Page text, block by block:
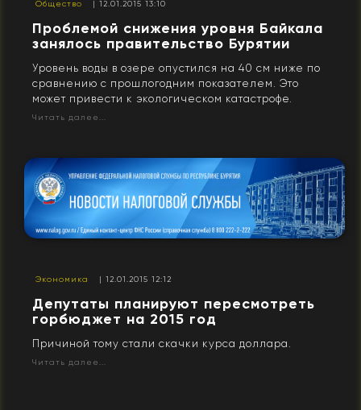
Общество | 12.01.2015 13:10
Проблемой снижения уровня Байкала
занялось правительство Бурятии
Уровень воды в озере опустился на 40 см ниже по
сравнению с прошлогодним показателем. Это
может привести к экологическом катастрофе.
Читать далее...
Экономика | 12.01.2015 12:12
Депутаты планируют пересмотреть
горбюджет на 2015 год
Причиной тому стали скачки курса доллара.
Читать далее...